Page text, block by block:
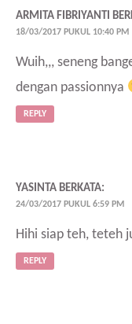
ARMITA FIBRIYANTI
18/03/2017 PUKUL 10:40 PM
Wuih,,, seneng
dengan passionnya
REPLY
YASINTA BERKATA:
24/03/2017 PUKUL 6:59 PM
Hihi siap teh, teteh
REPLY